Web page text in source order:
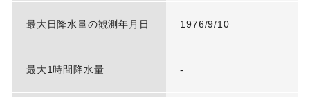
最大日降水量の観測年月日 1976/9/10
最大1時間降水量 -